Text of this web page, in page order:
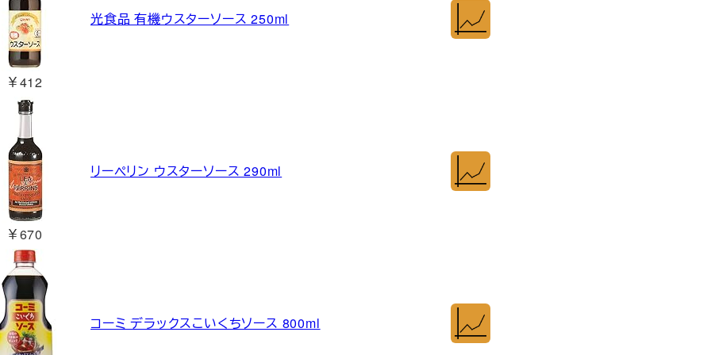
￥412
光食品 有機ウスターソース 250ml
￥670
リーペリン ウスターソース 290ml
コーミ デラックスこいくちソース 800ml